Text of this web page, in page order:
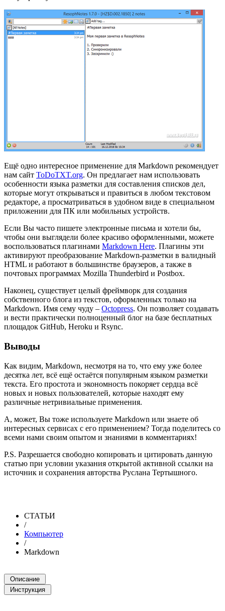
Ещё одно интересное применение для Markdown рекомендует
нам сайт ToDoTXT.org. Он предлагает нам использовать
особенности языка разметки для составления списков дел,
которые могут открываться и правиться в любом текстовом
редакторе, а просматриваться в удобном виде в специальном
приложении для ПК или мобильных устройств.
Если Вы часто пишете электронные письма и хотели бы,
чтобы они выглядели более красиво оформленными, можете
воспользоваться плагинами Markdown Here. Плагины эти
активируют преобразование Markdown-разметки в валидный
HTML и работают в большинстве браузеров, а также в
почтовых программах Mozilla Thunderbird и Postbox.
Наконец, существует целый фреймворк для создания
собственного блога из текстов, оформленных только на
Markdown. Имя сему чуду – Octopress. Он позволяет создавать
и вести практически полноценный блог на базе бесплатных
площадок GitHub, Heroku и Rsync.
Выводы
Как видим, Markdown, несмотря на то, что ему уже более
десятка лет, всё ещё остаётся популярным языком разметки
текста. Его простота и экономность покоряет сердца всё
новых и новых пользователей, которые находят ему
различные нетривиальные применения.
А, может, Вы тоже используете Markdown или знаете об
интересных сервисах с его применением? Тогда поделитесь со
всеми нами своим опытом и знаниями в комментариях!
P.S. Разрешается свободно копировать и цитировать данную
статью при условии указания открытой активной ссылки на
источник и сохранения авторства Руслана Тертышного.
СТАТЬИ
/
Компьютер
/
Markdown